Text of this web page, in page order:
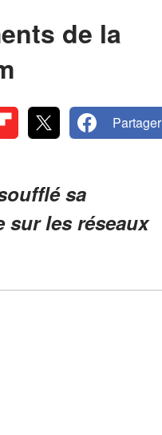
de la
Partager
sa
sur les réseaux